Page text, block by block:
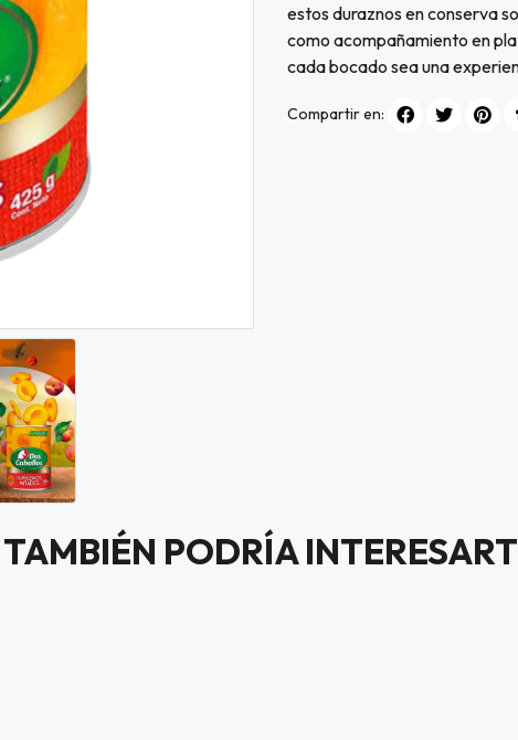
estos duraznos en conserva
como acompañamiento en
cada bocado sea una
Compartir en:
TAMBIÉN PODRÍA